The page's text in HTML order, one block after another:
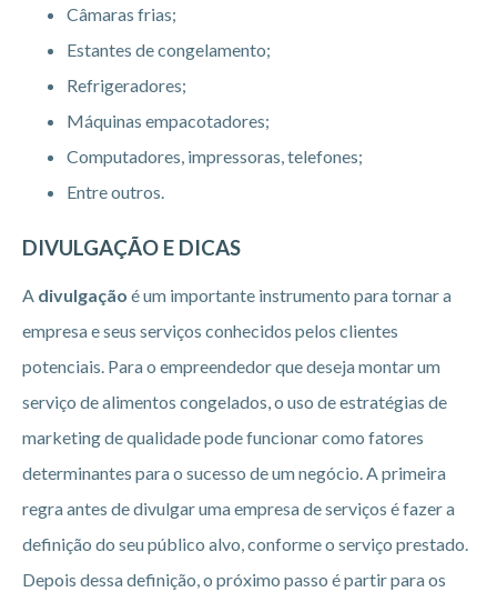
Câmaras frias;
Estantes de congelamento;
Refrigeradores;
Máquinas empacotadores;
Computadores, impressoras, telefones;
Entre outros.
DIVULGAÇÃO E DICAS
A divulgação é um importante instrumento para tornar a
empresa e seus serviços conhecidos pelos clientes
potenciais. Para o empreendedor que deseja montar um
serviço de alimentos congelados, o uso de estratégias de
marketing de qualidade pode funcionar como fatores
determinantes para o sucesso de um negócio. A primeira
regra antes de divulgar uma empresa de serviços é fazer a
definição do seu público alvo, conforme o serviço prestado.
Depois dessa definição, o próximo passo é partir para os